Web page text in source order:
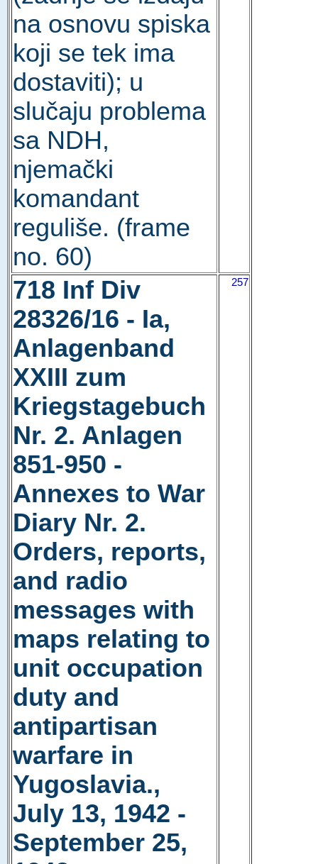
na osnovu spiska
koji se tek ima
dostaviti); u
slučaju problema
sa NDH,
njemački
komandant
reguliše. (frame
no. 60)
718 Inf Div
28326/16 - Ia,
Anlagenband
XXIII zum
Kriegstagebuch
Nr. 2. Anlagen
851-950 -
Annexes to War
Diary Nr. 2.
Orders, reports,
and radio
messages with
maps relating to
unit occupation
duty and
antipartisan
warfare in
Yugoslavia.,
July 13, 1942 -
September 25,
257